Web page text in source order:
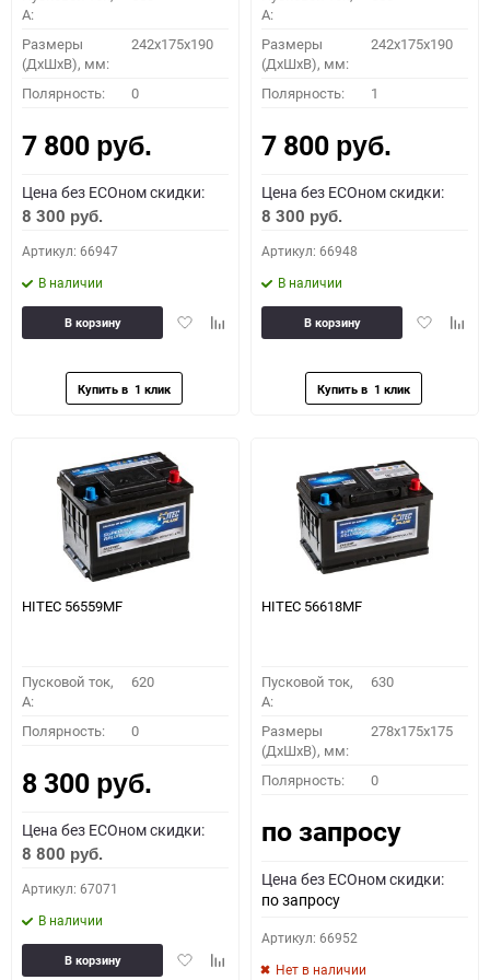
A:
Размеры
(ДхШхВ), мм:
242x175x190
Полярность: 0
7 800 руб.
Цена без ECOном скидки:
8 300 руб.
Артикул: 66947
В наличии
ДобавитьДобавить
В корзину
A:
Размеры
(ДхШхВ), мм:
242x175x190
Полярность: 1
7 800 руб.
Цена без ECOном скидки:
8 300 руб.
Артикул: 66948
В наличии
Добавить
В корзину
HITEC 56559MF
Пусковой ток,
A:
620
Полярность: 0
8 300 руб.
Цена без ECOном скидки:
8 800 руб.
Артикул: 67071
В наличии
ДобавитьДобавить
В корзину
HITEC 56618MF
Пусковой ток,
A:
630
Размеры
(ДхШхВ), мм:
278x175x175
Полярность: 0
по запросу
Цена без ECOном скидки:
по запросу
Артикул: 66952
Нет в наличии